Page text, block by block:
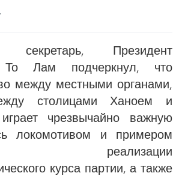
секретарь, Президент
То Лам подчеркнул, что
между местными органами,
столицами Ханоем и
чрезвычайно важную
локомотивом и примером
реализации
курса партии, а также